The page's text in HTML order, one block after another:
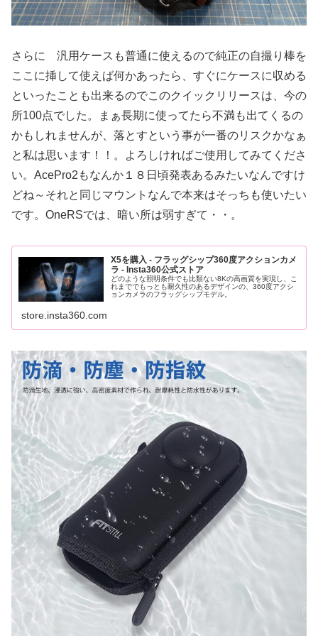
さらに 汎用ケースも普通に使えるので純正の自撮り棒を
ここに挿して使えば何かあったら、すぐにケースに収める
といったことも出来るのでこのクイックリリースは、今の
所100点でした。まぁ長期に使ってたら不満も出てくるの
かもしれませんが、落とすという事が一番のリスクかなぁ
と私は思います！！。よろしければご使用してみてくださ
い。AcePro2もなんか１８日頃発表あるみたいなんですけ
どね～それと同じマウントなんで本来はそっちも使いたい
です。OneRSでは、暗い所は弱すぎて・・。
X5を購入 - フラッグシップ360度アクションカメ
ラ - Insta360公式ストア
どのような照明条件でも比類ない8Kの高画質を実現し、こ
れまででもっとも耐久性のあるデザインの、360度アクシ
ョンカメラのフラッグシップモデル。
store.insta360.com